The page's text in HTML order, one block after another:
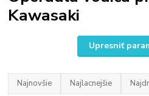
Kawasaki
Upresniť
Najnovšie Najlacnejšie